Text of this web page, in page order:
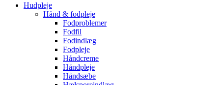
Hudpleje
Hånd & fodpleje
Fodproblemer
Fodfil
Fodindlæg
Fodpleje
Håndcreme
Håndpleje
Håndsæbe